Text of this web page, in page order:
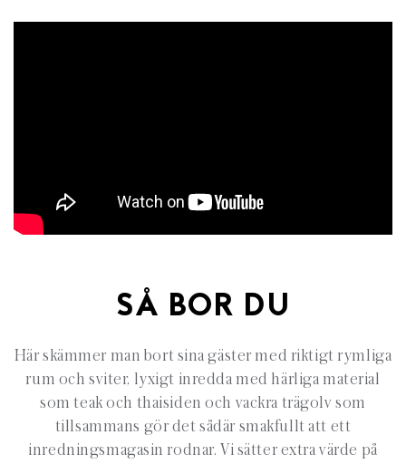
SÅ BOR DU
Här skämmer man bort sina gäster med riktigt rymliga
rum och sviter, lyxigt inredda med härliga material
som teak och thaisiden och vackra trägolv som
tillsammans gör det sådär smakfullt att ett
inredningsmagasin rodnar. Vi sätter extra värde på